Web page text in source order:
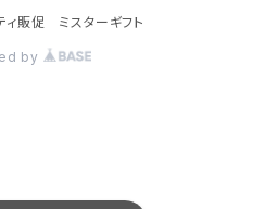
ィ販促 ミスターギフト
by